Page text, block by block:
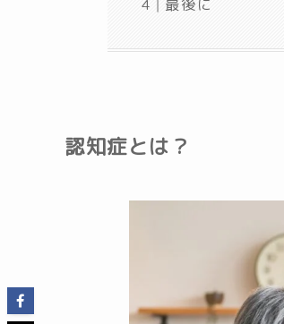
最後に
認知症とは？